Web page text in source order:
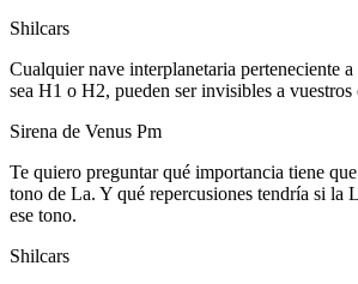
Shilcars
Cualquier nave interplanetaria perteneciente
sea H1 o H2, pueden ser invisibles a
Sirena de Venus Pm
Te quiero preguntar qué importancia tiene
tono de La. Y qué repercusiones tendría si la
ese tono.
Shilcars